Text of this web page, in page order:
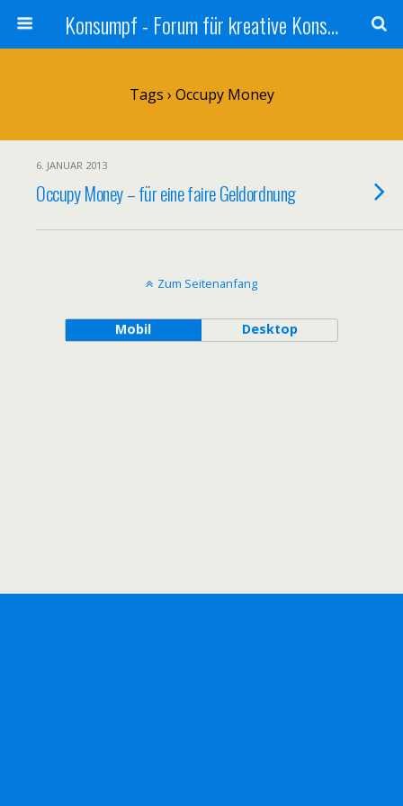
Konsumpf - Forum für kreative Konsumkritik - Culture Jamming, Nachhaltigkeit, Konzernkritik, Adbusting
Tags › Occupy Money
6. JANUAR 2013
Occupy Money – für eine faire Geldordnung
Zum Seitenanfang
Mobil Desktop